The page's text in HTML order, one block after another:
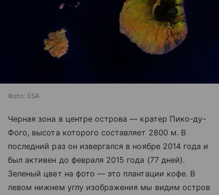
Фото: ESA
Черная зона в центре острова — кратер Пико-ду-
Фого, высота которого составляет 2800 м. В
последний раз он извергался в ноябре 2014 года и
был активен до февраля 2015 года (77 дней).
Зеленый цвет на фото — это плантации кофе. В
левом нижнем углу изображения мы видим остров